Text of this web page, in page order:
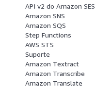
API v2 do Amazon SES
Amazon SNS
Amazon SQS
Step Functions
AWS STS
Suporte
Amazon Textract
Amazon Transcribe
Amazon Translate